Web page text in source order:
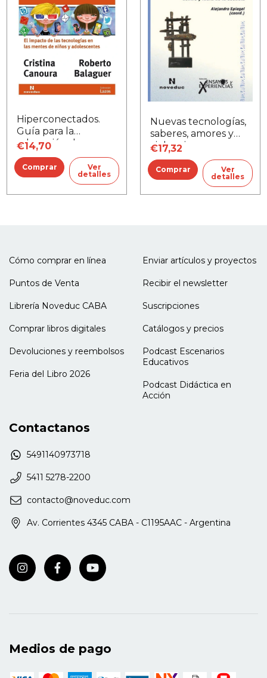
Hiperconectados.
Guía para la
educación de
nativos digitales
€14,70
Ver
detalles
Nuevas tecnologías,
saberes, amores y
violencias
€17,32
Ver
detalles
Cómo comprar en línea
Puntos de Venta
Librería Noveduc CABA
Comprar libros digitales
Devoluciones y reembolsos
Feria del Libro 2026
Enviar artículos y proyectos
Recibir el newsletter
Suscripciones
Catálogos y precios
Podcast Escenarios
Educativos
Podcast Didáctica en
Acción
Contactanos
5491140973718
5411 5278-2200
contacto@noveduc.com
Av. Corrientes 4345 CABA - C1195AAC - Argentina
Medios de pago